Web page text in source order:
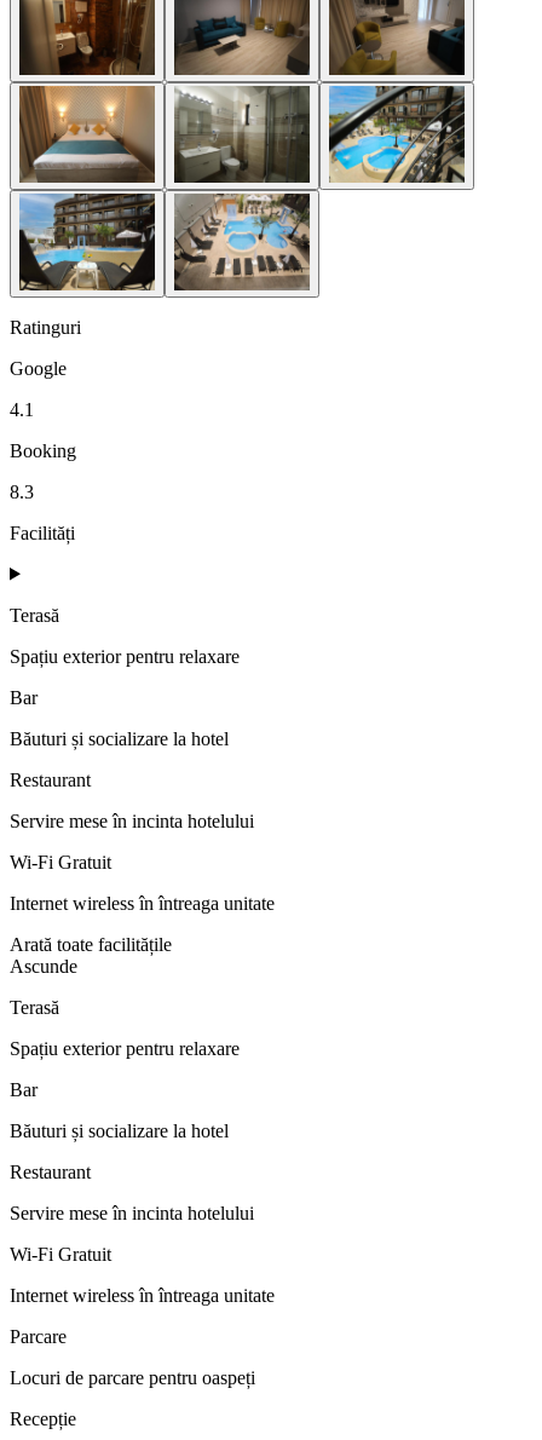
Ratinguri
Google
4.1
Booking
8.3
Facilități
Terasă
Spațiu exterior pentru relaxare
Bar
Băuturi și socializare la hotel
Restaurant
Servire mese în incinta hotelului
Wi-Fi Gratuit
Internet wireless în întreaga unitate
Arată toate facilitățile
Ascunde
Terasă
Spațiu exterior pentru relaxare
Bar
Băuturi și socializare la hotel
Restaurant
Servire mese în incinta hotelului
Wi-Fi Gratuit
Internet wireless în întreaga unitate
Parcare
Locuri de parcare pentru oaspeți
Recepție